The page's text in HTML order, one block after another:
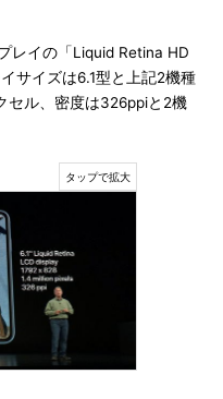
レイの「Liquid Retina HD
サイズは6.1型と上記2機種
セル、密度は326ppiと2機